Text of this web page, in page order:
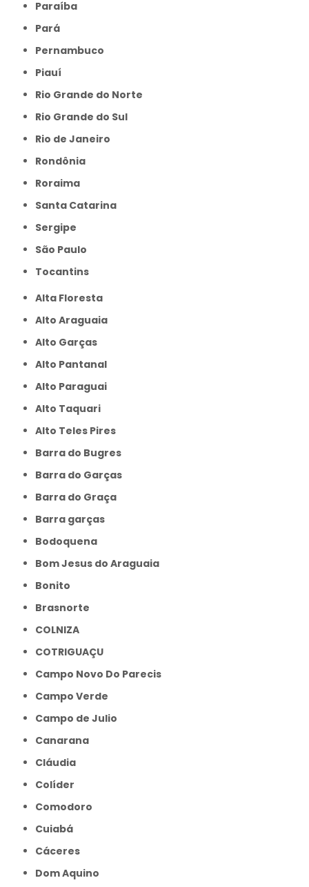
Paraíba
Pará
Pernambuco
Piauí
Rio Grande do Norte
Rio Grande do Sul
Rio de Janeiro
Rondônia
Roraima
Santa Catarina
Sergipe
São Paulo
Tocantins
Alta Floresta
Alto Araguaia
Alto Garças
Alto Pantanal
Alto Paraguai
Alto Taquari
Alto Teles Pires
Barra do Bugres
Barra do Garças
Barra do Graça
Barra garças
Bodoquena
Bom Jesus do Araguaia
Bonito
Brasnorte
COLNIZA
COTRIGUAÇU
Campo Novo Do Parecis
Campo Verde
Campo de Julio
Canarana
Cláudia
Colíder
Comodoro
Cuiabá
Cáceres
Dom Aquino